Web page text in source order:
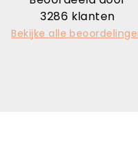
3286 klanten
Bekijke alle